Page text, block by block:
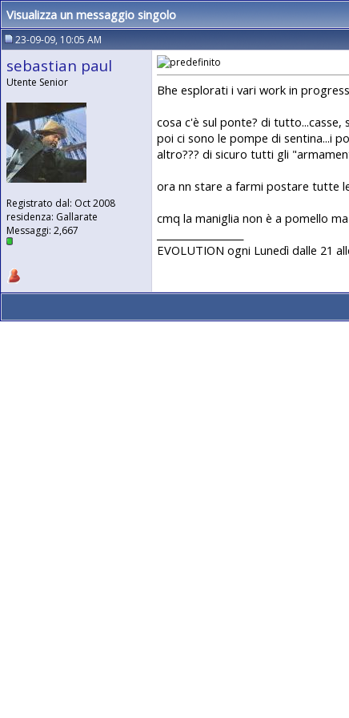
Visualizza un messaggio singolo
23-09-09, 10:05 AM
sebastian paul
Utente Senior
Registrato dal: Oct 2008
residenza: Gallarate
Messaggi: 2,667
Bhe esplorati i vari work in progress
cosa c'è sul ponte? di tutto...casse,
poi ci sono le pompe di sentina...i
altro??? di sicuro tutti gli
ora nn stare a farmi postare tutte
cmq la maniglia non è a pomello
EVOLUTION ogni Lunedì dalle 21